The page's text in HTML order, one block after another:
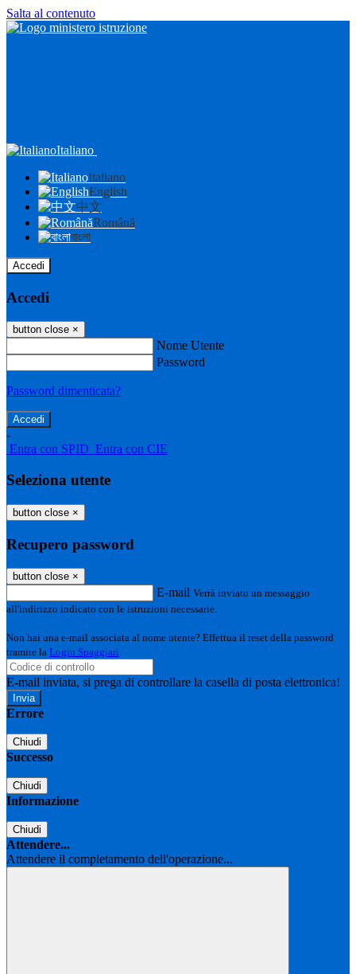
Salta al contenuto
Italiano
Italiano
English
中文
Română
বাংলা
Accedi
Accedi
button close ×
Nome Utente
Password
Password dimenticata?
-
Entra con SPID Entra con CIE
Seleziona utente
button close ×
Recupero password
button close ×
E-mail Verrà inviato un messaggio
all'indirizzo indicato con le istruzioni necessarie.
Non hai una e-mail associata al nome utente? Effettua il reset della password
tramite la Login Spaggiari
E-mail inviata, si prega di controllare la casella di posta elettronica!
Errore
Chiudi
Successo
Chiudi
Informazione
Chiudi
Attendere...
Attendere il completamento dell'operazione...